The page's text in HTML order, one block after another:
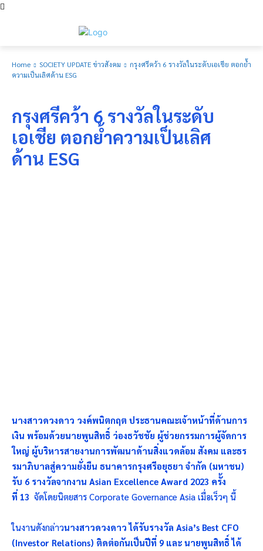
Home SOCIETY UPDATE ข่าวสังคม
กรุงศรีคว้า 6 รางวัลในระดับเอเชีย ตอกย้ำ
ความเป็นเลิศด้าน ESG
กรุงศรีคว้า 6 รางวัลในระดับ
เอเชีย ตอกย้ำความเป็นเลิศ
ด้าน ESG
นางสาวดวงดาว วงค์พนิตกฤต ประธานคณะเจ้าหน้าที่ด้านการ
เงิน พร้อมด้วยนายพูนสิทธิ์ ว่องธวัชชัย ผู้ช่วยกรรมการผู้จัดการ
ใหญ่ ผู้บริหารสายงานการพัฒนาด้านสิ่งแวดล้อม สังคม และธร
รมาภิบาลสู่ความยั่งยืน ธนาคารกรุงศรีอยุธยา จำกัด (มหาชน)
รับ 6 รางวัลจากงาน Asian Excellence Award 2023 ครั้ง
ที่ 13 จัดโดยนิตยสาร Corporate Governance Asia เมื่อเร็วๆ นี้
ในงานดังกล่าวนางสาวดวงดาว ได้รับรางวัล Asia’s Best CFO
(Investor Relations) ติดต่อกันเป็นปีที่ 9 และ นายพูนสิทธิ์ ได้